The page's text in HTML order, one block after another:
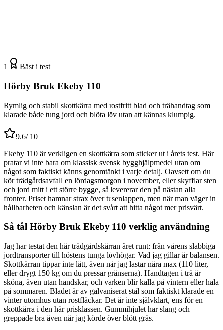
1 Bäst i test
Hörby Bruk Ekeby 110
Rymlig och stabil skottkärra med rostfritt blad och trähandtag som
klarade både tung jord och blöta löv utan att kännas klumpig.
9.6/ 10
Ekeby 110 är verkligen en skottkärra som sticker ut i årets test. Här
pratar vi inte bara om klassisk svensk bygghjälpmedel utan om
något som faktiskt känns genomtänkt i varje detalj. Oavsett om du
kör trädgårdsavfall en lördagsmorgon i november, eller skyfflar sten
och jord mitt i ett större bygge, så levererar den på nästan alla
fronter. Priset hamnar strax över tusenlappen, men när man väger in
hållbarheten och känslan är det svårt att hitta något mer prisvärt.
Så tål Hörby Bruk Ekeby 110 verklig användning
Jag har testat den här trädgårdskärran året runt: från vårens slabbiga
jordtransporter till höstens tunga lövhögar. Vad jag gillar är balansen.
Skottkärran tippar inte lätt, även när jag lastar nära max (110 liter,
eller drygt 150 kg om du pressar gränserna). Handtagen i trä är
sköna, även utan handskar, och varken blir kalla på vintern eller hala
på sommaren. Bladet är av galvaniserat stål som faktiskt klarade en
vinter utomhus utan rostfläckar. Det är inte självklart, ens för en
skottkärra i den här prisklassen. Gummihjulet har slang och
greppade bra även när jag körde över blött gräs.